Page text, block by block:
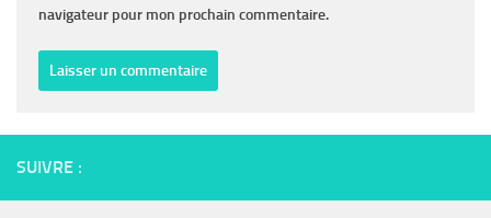
navigateur pour mon prochain commentaire.
SUIVRE :